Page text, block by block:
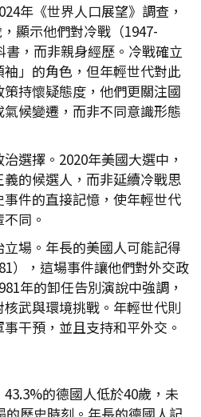
年《世界人口展望》調查，
顯示他們對冷戰（1947-
書，而非親身經歷。冷戰確立
」的角色，但年輕世代對此
持懷疑態度，他們更關注國
候變遷，而非不同意識形態
選擇。2020年美國大選中，
的候選人，而非延續冷戰思
件的直接記憶，使年輕世代
同。
場。年長的美國人可能記得
），這場事件讓他們對外交政
年的卸任告別演說中強調，
武與環境挑戰。年輕世代則
干預，並且支持和平外交。
的德國人低於40歲，未